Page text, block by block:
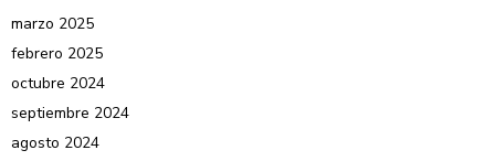
marzo 2025
febrero 2025
octubre 2024
septiembre 2024
agosto 2024